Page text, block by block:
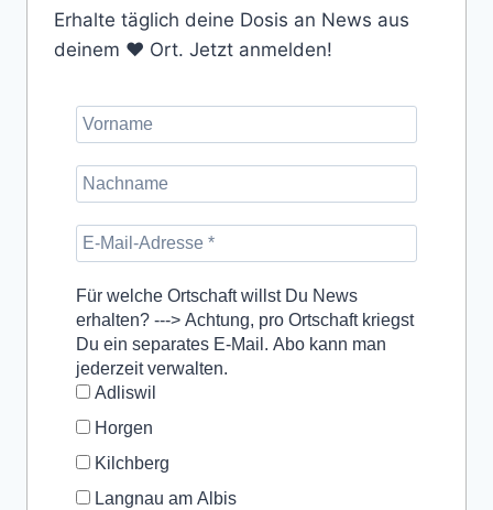
Erhalte täglich deine Dosis an News aus
deinem ❤️ Ort. Jetzt anmelden!
Für welche Ortschaft willst Du News
erhalten? ---> Achtung, pro Ortschaft kriegst
Du ein separates E-Mail. Abo kann man
jederzeit verwalten.
Adliswil
Horgen
Kilchberg
Langnau am Albis